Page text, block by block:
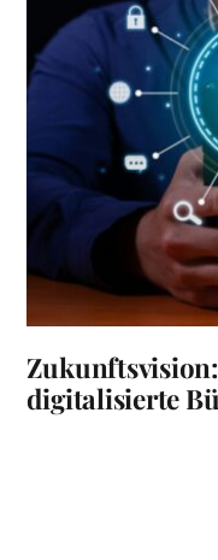
digitalisierte